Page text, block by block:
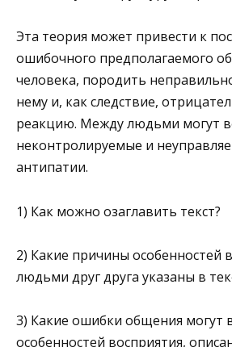
Эта теория может привести к
ошибочного предполагаемого
человека, породить
нему и, как следствие,
реакцию. Между людьми могут
неконтролируемые и
антипатии.
1) Как можно озаглавить текст?
2) Какие причины особенностей
людьми друг друга указаны в
3) Какие ошибки общения могут
особенностей восприятия,